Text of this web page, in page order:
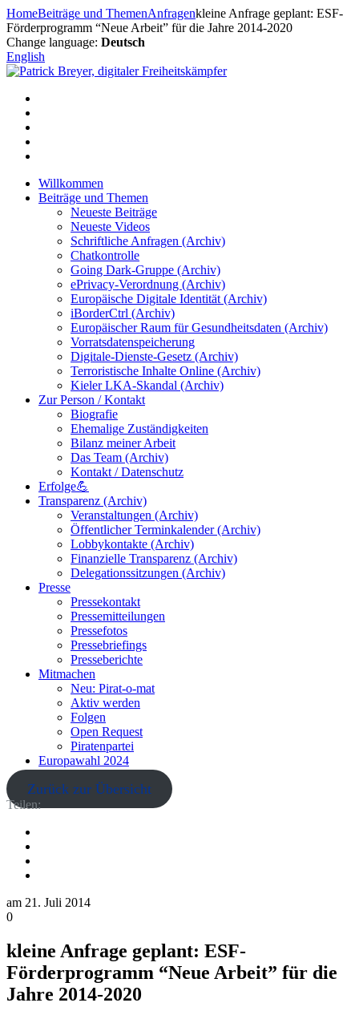
Zum
Inhalt
springen
HomeBeiträge und ThemenAnfragenkleine Anfrage geplant: ESF-
Förderprogramm “Neue Arbeit” für die Jahre 2014-2020
Change language: Deutsch
English
Willkommen
Beiträge und Themen
Neueste Beiträge
Neueste Videos
Schriftliche Anfragen (Archiv)
Chatkontrolle
Going Dark-Gruppe (Archiv)
ePrivacy-Verordnung (Archiv)
Europäische Digitale Identität (Archiv)
iBorderCtrl (Archiv)
Europäischer Raum für Gesundheitsdaten (Archiv)
Vorratsdatenspeicherung
Digitale-Dienste-Gesetz (Archiv)
Terroristische Inhalte Online (Archiv)
Kieler LKA-Skandal (Archiv)
Zur Person / Kontakt
Biografie
Ehemalige Zuständigkeiten
Bilanz meiner Arbeit
Das Team (Archiv)
Kontakt / Datenschutz
Erfolge💪
Transparenz (Archiv)
Veranstaltungen (Archiv)
Öffentlicher Terminkalender (Archiv)
Lobbykontakte (Archiv)
Finanzielle Transparenz (Archiv)
Delegationssitzungen (Archiv)
Presse
Pressekontakt
Pressemitteilungen
Pressefotos
Pressebriefings
Presseberichte
Mitmachen
Neu: Pirat-o-mat
Aktiv werden
Folgen
Open Request
Piratenpartei
Europawahl 2024
Zurück zur Übersicht
Teilen:
am 21. Juli 2014
0
kleine Anfrage geplant: ESF-
Förderprogramm “Neue Arbeit” für die
Jahre 2014-2020